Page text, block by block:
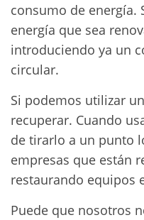
consumo de energía.
energía que sea
introduciendo ya un
circular.
Si podemos utilizar
recuperar. Cuando
de tirarlo a un punto
empresas que están
restaurando equipos
Puede que nosotros